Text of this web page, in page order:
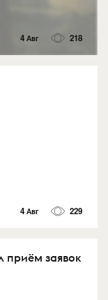
4 Авг 218
4 Авг 229
приём заявок